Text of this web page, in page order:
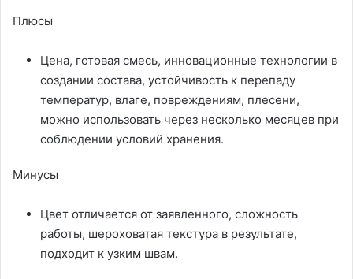
Плюсы
Цена, готовая смесь, инновационные технологии в
создании состава, устойчивость к перепаду
температур, влаге, повреждениям, плесени,
можно использовать через несколько месяцев при
соблюдении условий хранения.
Минусы
Цвет отличается от заявленного, сложность
работы, шероховатая текстура в результате,
подходит к узким швам.